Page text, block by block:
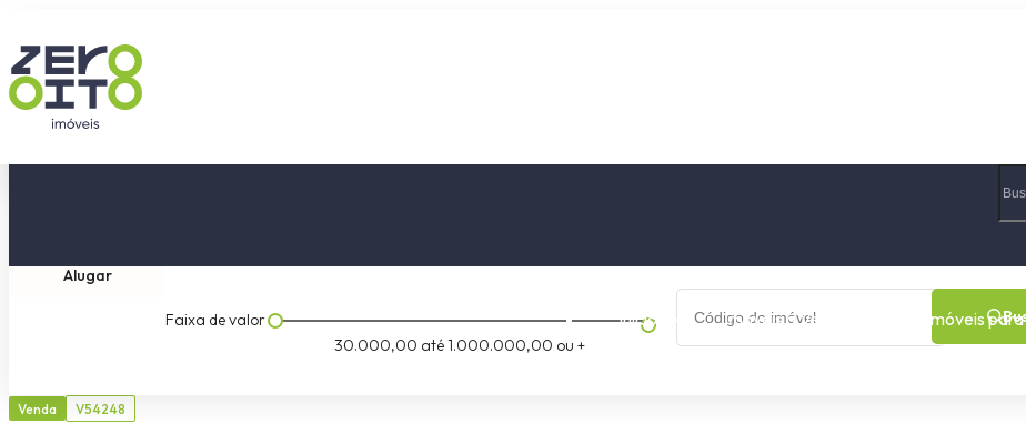
Início Imóveis a Venda Imóveis
Alugar
Faixa de valor
30.000,00 até1.000.000,00 ou +
Venda V54248